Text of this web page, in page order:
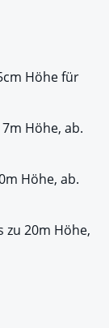
Höhe für
Höhe, ab.
Höhe, ab.
zu 20m Höhe,